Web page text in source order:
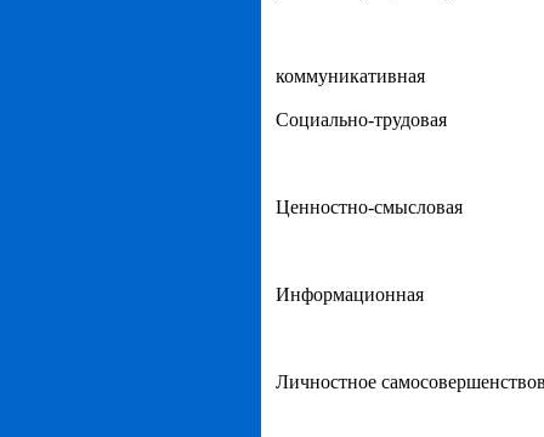
коммуникативная
Социально-трудовая
Ценностно-смысловая
Информационная
Личностное